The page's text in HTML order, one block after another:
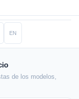
de 2026
EN
de los modelos,